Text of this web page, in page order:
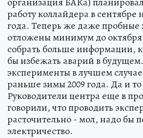
работу коллайдера в
года. Теперь же даже пробные
отложены минимум до
собрать больше информации,
бы избежать аварий в
эксперименты в лучшем
раньше зимы 2009 года. Да и
Руководители центра еще в
говорили, что проводить
расточительно - мол, надо бы
электричество.